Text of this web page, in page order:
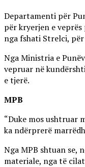
Departamenti për
për kryerjen e
nga fshati Strelci,
Nga Ministria e
vepruar në
e tjerë.
MPB
“Duke mos ushtruar
ka ndërprerë
Nga MPB shtuan se,
materiale, nga të